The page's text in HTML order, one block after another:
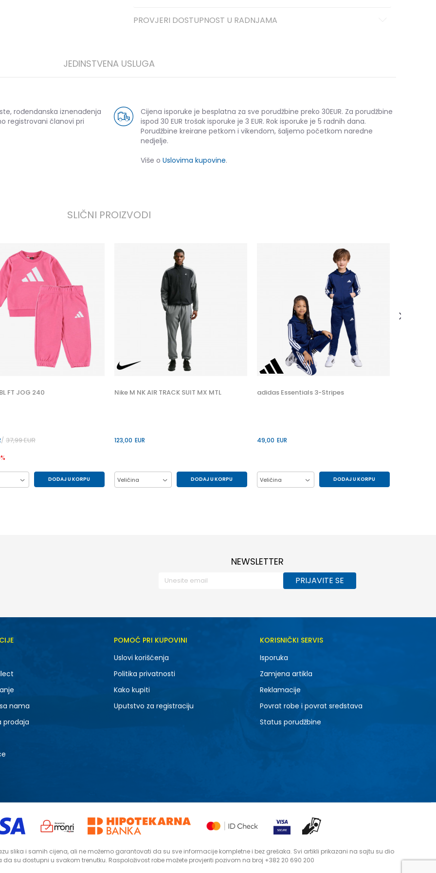
PROVJERI DOSTUPNOST U RADNJAMA
JEDINSTVENA USLUGA
rođendanska iznenađenja
registrovani članovi pri
Cijena isporuke je besplatna za sve porudžbine preko 30EUR. Za porudžbine
ispod 30 EUR trošak isporuke je 3 EUR. Rok isporuke je 5 radnih dana.
Porudžbine kreirane petkom i vikendom, šaljemo početkom naredne
nedjelje.
Više o Uslovima kupovine.
SLIČNI PROIZVODI
FT JOG 240
37,99EUR
%
DODAJ U KORPU
Nike M NK AIR TRACK SUIT MX MTL
123,00 EUR
Veličina DODAJ U KORPU
adidas Essentials 3-Stripes
49,00 EUR
Veličina DODAJ U KORPU
49,00
NEWSLETTER
PRIJAVITE SE
nama
prodaja
POMOĆ PRI KUPOVINI
Uslovi korišćenja
Politika privatnosti
Kako kupiti
Uputstvo za registraciju
KORISNIČKI SERVIS
Isporuka
Zamjena artikla
Reklamacije
Povrat robe i povrat sredstava
Status porudžbine
slika i samih cijena, ali ne možemo garantovati da su sve informacije kompletne i bez grešaka. Svi artikli prikazani na sajtu su dio
su dostupni u svakom trenutku. Raspoloživost robe možete provjeriti pozivom na broj +382 20 690 200